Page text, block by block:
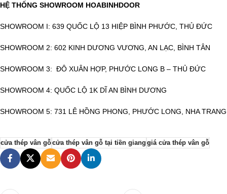
HỆ THỐNG SHOWROOM HOABINHDOOR
SHOWROOM I: 639 QUỐC LỘ 13 HIỆP BÌNH PHƯỚC, THỦ ĐỨC
SHOWROOM 2: 602 KINH DƯƠNG VƯƠNG, AN LẠC, BÌNH TÂN
SHOWROOM 3: ĐÔ XUÂN HỢP, PHƯỚC LONG B – THỦ ĐỨC
SHOWROOM 4: QUỐC LỘ 1K DĨ AN BÌNH DƯƠNG
SHOWROOM 5: 731 LÊ HỒNG PHONG, PHƯỚC LONG, NHA TRANG
cửa thép vân gỗcửa thép vân gỗ tại tiền giang giá cửa thép vân gỗ